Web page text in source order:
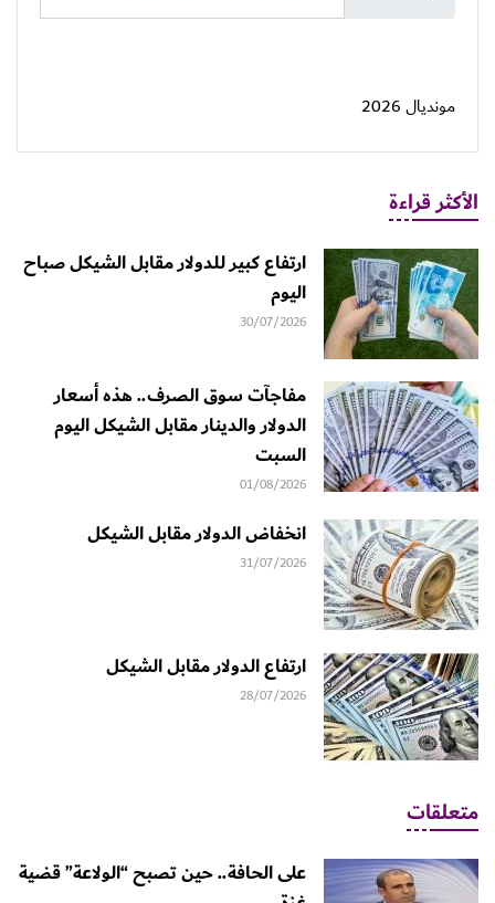
مونديال 2026
الأكثر قراءة
ارتفاع كبير للدولار مقابل الشيكل صباح
اليوم
30/07/2026
مفاجآت سوق الصرف.. هذه أسعار
الدولار والدينار مقابل الشيكل اليوم
السبت
01/08/2026
انخفاض الدولار مقابل الشيكل
31/07/2026
ارتفاع الدولار مقابل الشيكل
28/07/2026
متعلقات
على الحافة.. حين تصبح “الولاعة” قضية